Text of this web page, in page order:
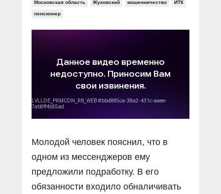
Социальные ролики
Прямой разговор
В знании сила
Газета «Щит и меч»
Журнал «Полиция России»
О ПОРТАЛЕ
Вакансии
Московская область Жуковский мошенничество ИТК
пенсионер
Молодой человек пояснил, что в
одном из мессенджеров ему
предложили подработку. В его
обязанности входило обналичивать